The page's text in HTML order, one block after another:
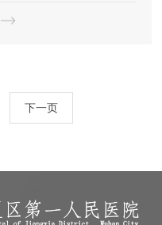
下一页